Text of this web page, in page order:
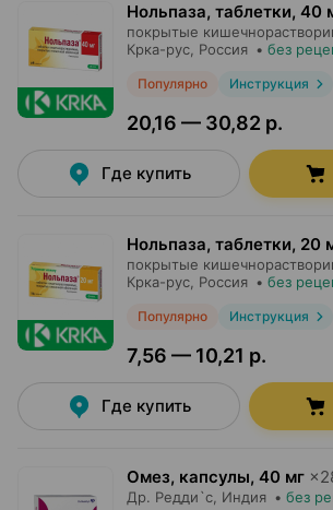
Нольпаза, таблетки, 40
покрытые
Крка-рус , Россия • без
Популярно Инструкция
20,16 — 30,82 р.
Где купить
Нольпаза, таблетки, 20
покрытые
Крка-рус , Россия • без
Популярно Инструкция
7,56 — 10,21 р.
Где купить
Омез, капсулы, 40 мг ×
Др. Редди`с , Индия • без